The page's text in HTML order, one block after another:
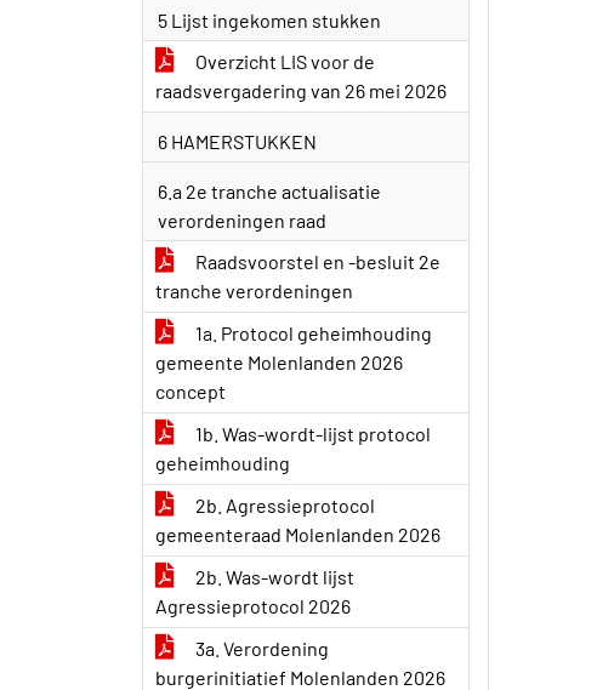
5 Lijst ingekomen stukken
Overzicht LIS voor de
raadsvergadering van 26 mei 2026
6 HAMERSTUKKEN
6.a 2e tranche actualisatie
verordeningen raad
Raadsvoorstel en -besluit 2e
tranche verordeningen
1a. Protocol geheimhouding
gemeente Molenlanden 2026
concept
1b. Was-wordt-lijst protocol
geheimhouding
2b. Agressieprotocol
gemeenteraad Molenlanden 2026
2b. Was-wordt lijst
Agressieprotocol 2026
3a. Verordening
burgerinitiatief Molenlanden 2026